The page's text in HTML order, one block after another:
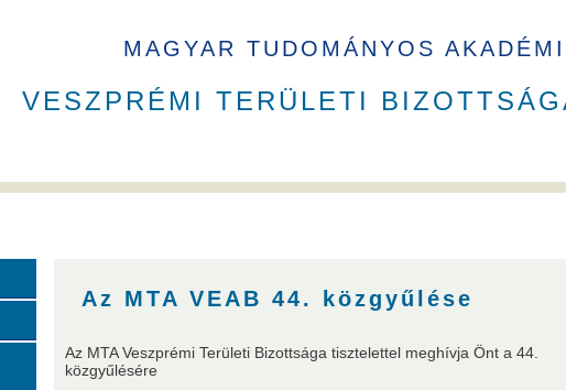
MAGYAR TUDOMÁNYOS
VESZPRÉMI TERÜLETI
Az MTA VEAB 44. közgyűlése
Az MTA Veszprémi Területi Bizottsága tisztelettel meghívja Önt a 44.
közgyűlésére